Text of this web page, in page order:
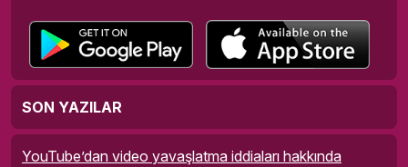
SON YAZILAR
YouTube’dan video yavaşlatma iddiaları hakkında